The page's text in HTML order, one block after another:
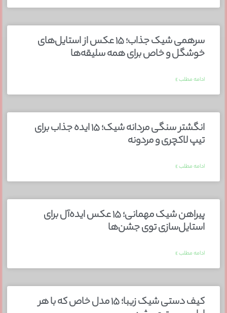
سرهمی شیک جذاب؛ ۱۵ عکس از استایل‌های
خوشگل و خاص برای همه سلیقه‌ها
ادامه مطلب »
انگشتر سنگی مردانه شیک؛ ۱۵ ایده جذاب برای
تیپ لاکچری و مردونه
ادامه مطلب »
پیراهن شیک مهمانی؛ ۱۵ عکس ایده‌آل برای
استایل‌سازی توی جشن‌ها
ادامه مطلب »
کیف دستی شیک زیبا؛ ۱۵ مدل خاص که با هر